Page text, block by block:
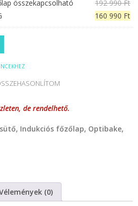
is:
összekapcsolható
192 990Ft
160 990 Ft
de rendelhető.
, Indukciós főzőlap, Optibake,
(0)